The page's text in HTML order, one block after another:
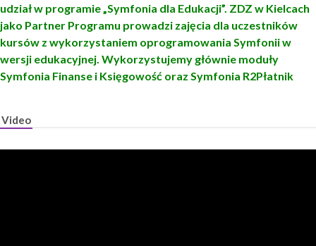
udział w programie „Symfonia dla Edukacji”. ZDZ w Kielcach
jako Partner Programu prowadzi zajęcia dla uczestników
kursów z wykorzystaniem oprogramowania Symfonii w
wersji edukacyjnej. Wykorzystujemy głównie moduły
Symfonia Finanse i Księgowość oraz Symfonia R2Płatnik
Video